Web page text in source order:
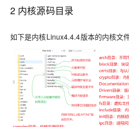
2 内核源码目录
如下是内核Linux4.4.4版本的内核文